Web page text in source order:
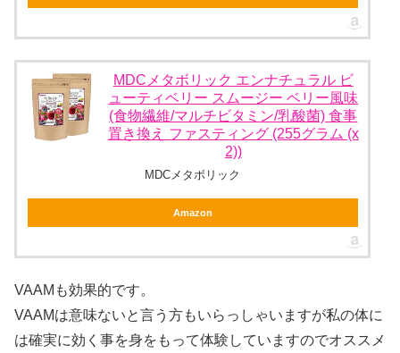
MDCメタボリック エンナチュラル ビ
ューティベリー スムージー ベリー風味
(食物繊維/マルチビタミン/乳酸菌) 食事
置き換え ファスティング (255グラム (x
2))
MDCメタボリック
Amazon
VAAMも効果的です。
VAAMは意味ないと言う方もいらっしゃいますが私の体に
は確実に効く事を身をもって体験していますのでオススメ